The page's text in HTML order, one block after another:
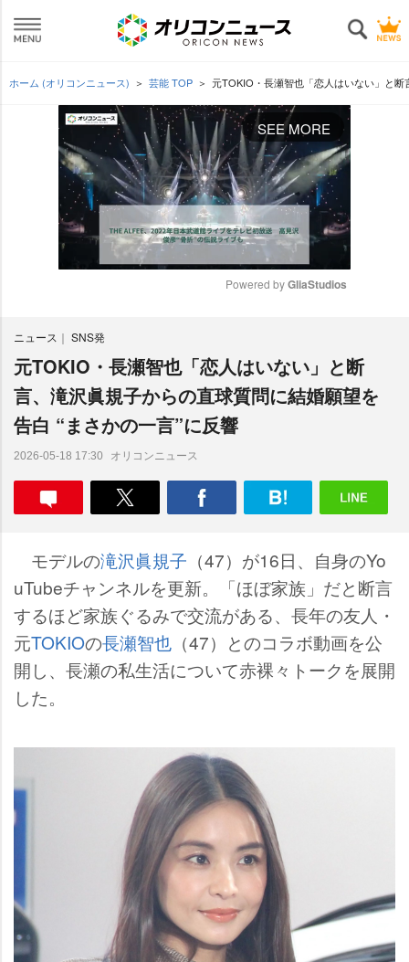
ホーム (オリコンニュース) 芸能 TOP 元TOKIO・長瀬智也「恋人はいない」と
SEE MORE
e
Powered by GliaStudios
ニュース SNS発
元TOKIO・長瀬智也「恋人はいない」と断
言、滝沢眞規子からの直球質問に結婚願望を
告白 “まさかの一言”に反響
2026-05-18 17:30 オリコンニュース
モデルの滝沢眞規子 （47）が16日、自身のYo
uTubeチャンネルを更新。「ほぼ家族」だと断言
するほど家族ぐるみで交流がある、長年の友人・
元TOKIOの長瀬智也 （47）とのコラボ動画を公
開し、長瀬の私生活について赤裸々トークを展開
した。